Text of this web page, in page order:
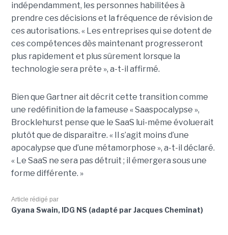
indépendamment, les personnes habilitées à
prendre ces décisions et la fréquence de révision de
ces autorisations. « Les entreprises qui se dotent de
ces compétences dès maintenant progresseront
plus rapidement et plus sûrement lorsque la
technologie sera prête », a-t-il affirmé.
Bien que Gartner ait décrit cette transition comme
une redéfinition de la fameuse « Saaspocalypse »,
Brocklehurst pense que le SaaS lui-même évoluerait
plutôt que de disparaître. « Il s’agit moins d’une
apocalypse que d’une métamorphose », a-t-il déclaré.
« Le SaaS ne sera pas détruit ; il émergera sous une
forme différente. »
Article rédigé par
Gyana Swain, IDG NS (adapté par Jacques Cheminat)